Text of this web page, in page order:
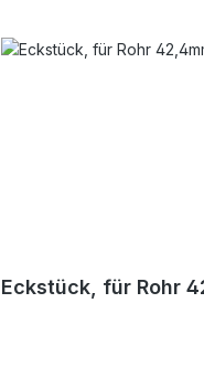
Eckstück, für Rohr